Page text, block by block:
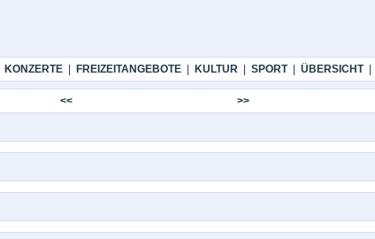
KONZERTE| FREIZEITANGEBOTE| KULTUR| SPORT| ÜBERSICHT|
<< >>